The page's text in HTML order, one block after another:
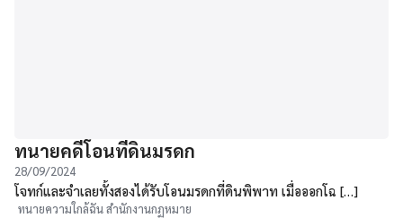
ทนายคดีโอนที่ดินมรดก
28/09/2024
โจทก์และจำเลยทั้งสองได้รับโอนมรดกที่ดินพิพาท เมื่อออกโฉ […]
ทนายความใกล้ฉัน สำนักงานกฏหมาย